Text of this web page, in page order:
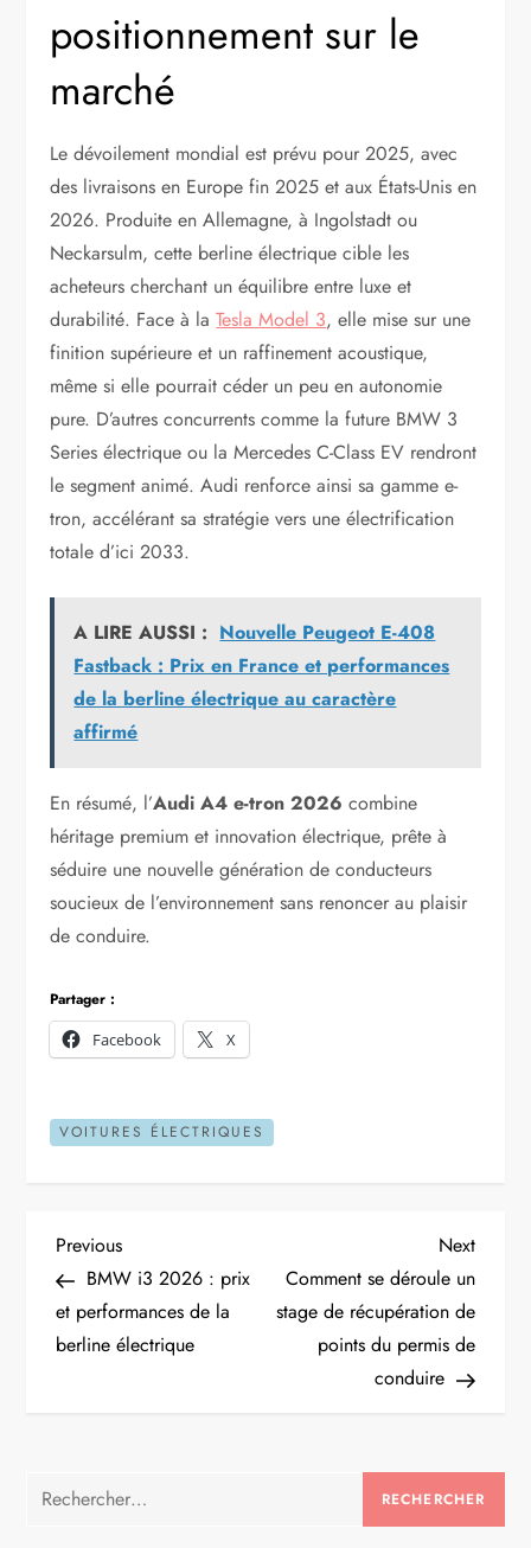
positionnement sur le
marché
Le dévoilement mondial est prévu pour 2025, avec
des livraisons en Europe fin 2025 et aux États-Unis en
2026. Produite en Allemagne, à Ingolstadt ou
Neckarsulm, cette berline électrique cible les
acheteurs cherchant un équilibre entre luxe et
durabilité. Face à laTesla Model 3, elle mise sur une
finition supérieure et un raffinement acoustique,
même si elle pourrait céder un peu en autonomie
pure. D’autres concurrents comme la future BMW 3
Series électrique ou la Mercedes C-Class EV rendront
le segment animé. Audi renforce ainsi sa gamme e-
tron, accélérant sa stratégie vers une électrification
totale d’ici 2033.
A LIRE AUSSI : Nouvelle Peugeot E-408
Fastback : Prix en France et performances
de la berline électrique au caractère
affirmé
En résumé, l’Audi A4 e-tron 2026 combine
héritage premium et innovation électrique, prête à
séduire une nouvelle génération de conducteurs
soucieux de l’environnement sans renoncer au plaisir
de conduire.
Partager :
Facebook
X
VOITURES ÉLECTRIQUES
N
a
v
g
Previous
Post
Previous
BMW i3 2026 : prix
et performances de la
berline électrique
Next
Post
Next
Comment se déroule un
stage de récupération de
points du permis de
conduire
Rechercher :